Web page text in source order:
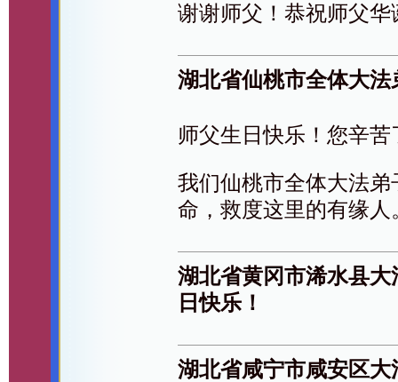
谢谢师父！恭祝师父华
湖北省仙桃市全体大
师父生日快乐！您辛苦
我们仙桃市全体大法
命，救度这里的有缘人
湖北省黄冈市浠水县
日快乐！
湖北省咸宁市咸安区